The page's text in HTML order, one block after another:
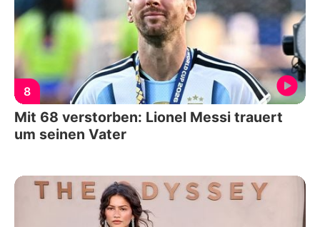
8
Mit 68 verstorben: Lionel Messi trauert
um seinen Vater